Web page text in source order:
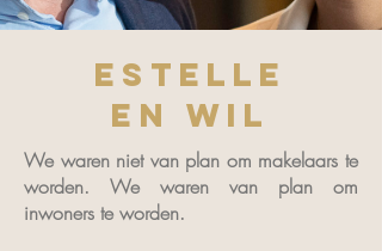
Estelle
en Wil
We waren niet van plan om makelaars te
worden. We waren van plan om
inwoners te worden.